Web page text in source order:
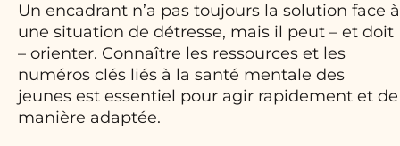
Un encadrant n’a pas toujours la solution face à
une situation de détresse, mais il peut – et doit
– orienter. Connaître les ressources et les
numéros clés liés à la santé mentale des
jeunes est essentiel pour agir rapidement et de
manière adaptée.